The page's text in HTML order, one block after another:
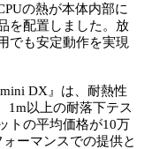
の熱が本体内部に
を配置しました。放
でも安定動作を実現
DX』は、耐熱性
1m以上の耐落下テス
トの平均価格が10万
ーマンスでの提供と